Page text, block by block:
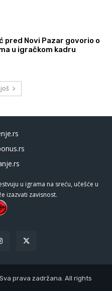
pred Novi Pazar govorio o
u igračkom kadru
u igrama na sreću, učešće u
izazvati zavisnost.
prava zadržana. All rights